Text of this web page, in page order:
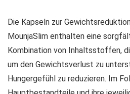
Die Kapseln zur
MounjaSlim enthalten eine
Kombination von Inhaltsstoffen,
um den Gewichtsverlust zu
Hungergefühl zu reduzieren. Im